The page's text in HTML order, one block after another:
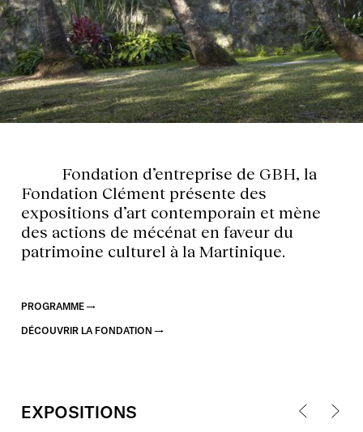
Fondation d’entreprise de GBH, la
Fondation Clément présente des
expositions d’art contemporain et mène
des actions de mécénat en faveur du
patrimoine culturel à la Martinique.
PROGRAMME
DÉCOUVRIR LA FONDATION
EXPOSITIONS